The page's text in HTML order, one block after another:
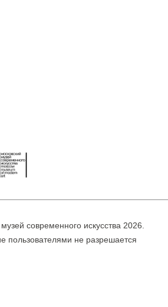
современного искусства 2026.
пользователями не разрешается